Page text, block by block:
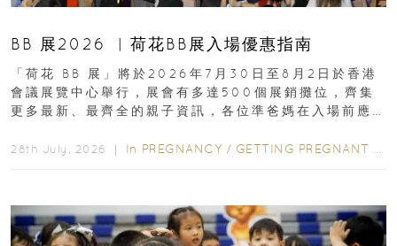
BB 展2026 ︳荷花BB展入場優惠指南
「荷花 BB 展」將於2026年7月30日至8月2日於香港
會議展覽中心舉行，展會有多達500個展銷攤位，齊集
更多最新、最齊全的親子資訊，各位準爸媽在入場前應
28th July, 2026 ｜ In PREGNANCY / GETTING PREGNANT